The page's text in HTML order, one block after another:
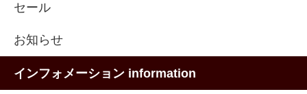
セール
お知らせ
インフォメーション information